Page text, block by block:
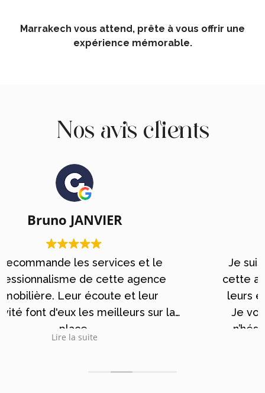
Marrakech vous attend, prête à vous offrir une
expérience mémorable.
Nos avis clients
Anais Tayeb
Je suis très contente d’être passé par
cette agence , Abdé , soukaina ainsi que
leurs équipe sont très professionnels .
Je vous remercie énormément et je
n’hésiterai pas a vous recommander